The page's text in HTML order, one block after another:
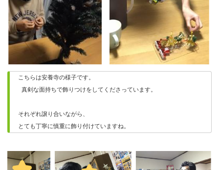
こちらは安養寺の様子です。
真剣な面持ちで飾りつけをしてくださっています。
それぞれ譲り合いながら、
とても丁寧に慎重に飾り付けていますね。